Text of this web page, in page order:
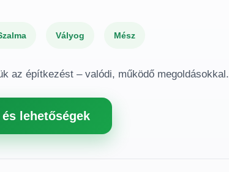
Vályog Mész
az építkezést – valódi, működő megoldásokkal.
lehetőségek